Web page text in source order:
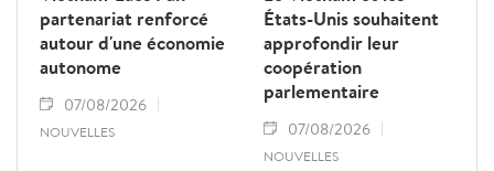
partenariat renforcé
autour d'une économie
autonome
07/08/2026
NOUVELLES
États-Unis souhaitent
approfondir leur
coopération
parlementaire
07/08/2026
NOUVELLES